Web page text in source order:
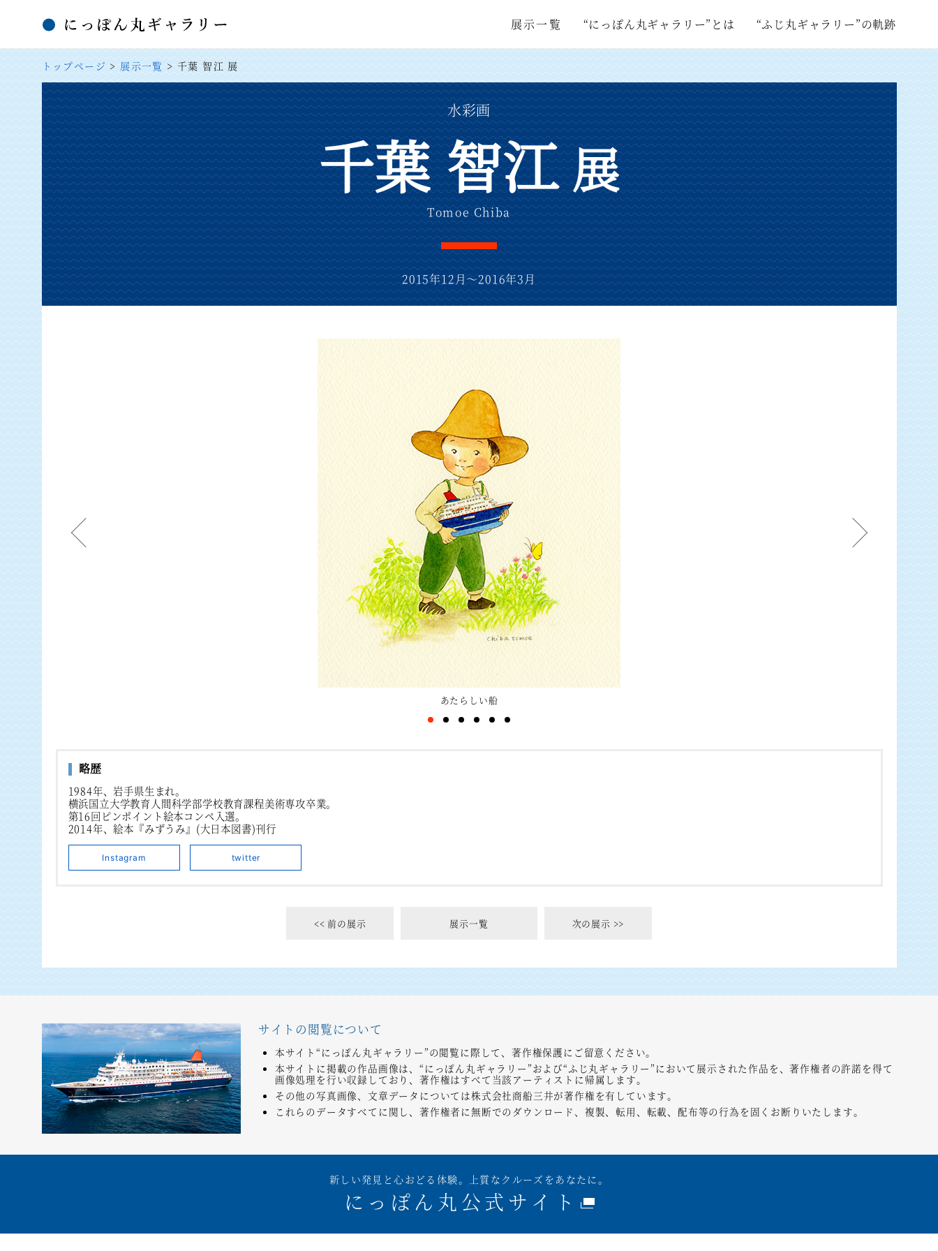
展示一覧 “にっぽん丸ギャラリー”とは “ふじ丸ギャラリー”の軌跡
トップページ > 展示一覧 > 千葉 智江 展
水彩画
千葉 智江展
Tomoe Chiba
2015年12月～2016年3月
あたらしい船
略歴
1984年、岩手県生まれ。
横浜国立大学教育人間科学部学校教育課程美術専攻卒業。
第16回ピンポイント絵本コンペ入選。
2014年、絵本『みずうみ』(大日本図書)刊行
Instagram twitter
<< 前の展示 展示一覧 次の展示 >>
サイトの閲覧について
本サイト“にっぽん丸ギャラリー”の閲覧に際して、著作権保護にご留意ください。
本サイトに掲載の作品画像は、“にっぽん丸ギャラリー”および“ふじ丸ギャラリー”において展示された作品を、著作権者の許諾を得て
画像処理を行い収録しており、著作権はすべて当該アーティストに帰属します。
その他の写真画像、文章データについては株式会社商船三井が著作権を有しています。
これらのデータすべてに関し、著作権者に無断でのダウンロード、複製、転用、転載、配布等の行為を固くお断りいたします。
新しい発見と心おどる体験。上質なクルーズをあなたに。
にっぽん丸公式サイト